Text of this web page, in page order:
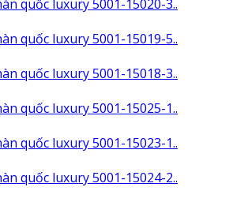
quốc luxury 5001-15020-3..
quốc luxury 5001-15019-5..
quốc luxury 5001-15018-3..
quốc luxury 5001-15025-1..
quốc luxury 5001-15023-1..
quốc luxury 5001-15024-2..